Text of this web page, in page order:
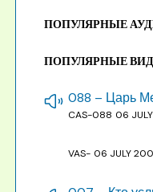
ПОПУЛЯРНЫЕ
ПОПУЛЯРНЫЕ
088 – Царь
CAS-088 06
VAS- 06 JULY